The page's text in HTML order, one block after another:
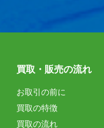
買取・販売の流れ
お取引の前に
買取の特徴
買取の流れ